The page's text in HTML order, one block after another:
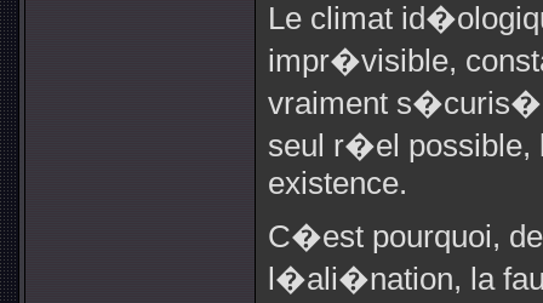
Le climat
impr�visible,
vraiment
seul r�el
existence.
C�est pourquoi,
l�ali�nation, la